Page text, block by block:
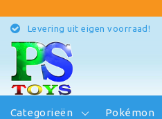
Levering uit eigen voorraad!
Categorieën Pokémon